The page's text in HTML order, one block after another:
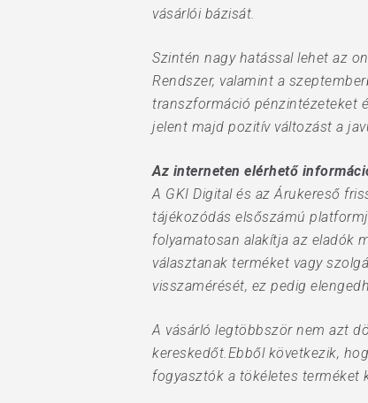
vásárlói bázisát.
Szintén nagy hatással lehet az
Rendszer, valamint a
transzformáció pénzintézeteket
jelent majd pozitív változást a
Az interneten elérhető
A GKI Digital és az Árukereső
tájékozódás elsőszámú
folyamatosan alakítja az eladók
választanak terméket vagy
visszamérését, ez pedig
A vásárló legtöbbször nem azt
kereskedőt.Ebből következik,
fogyasztók a tökéletes terméket